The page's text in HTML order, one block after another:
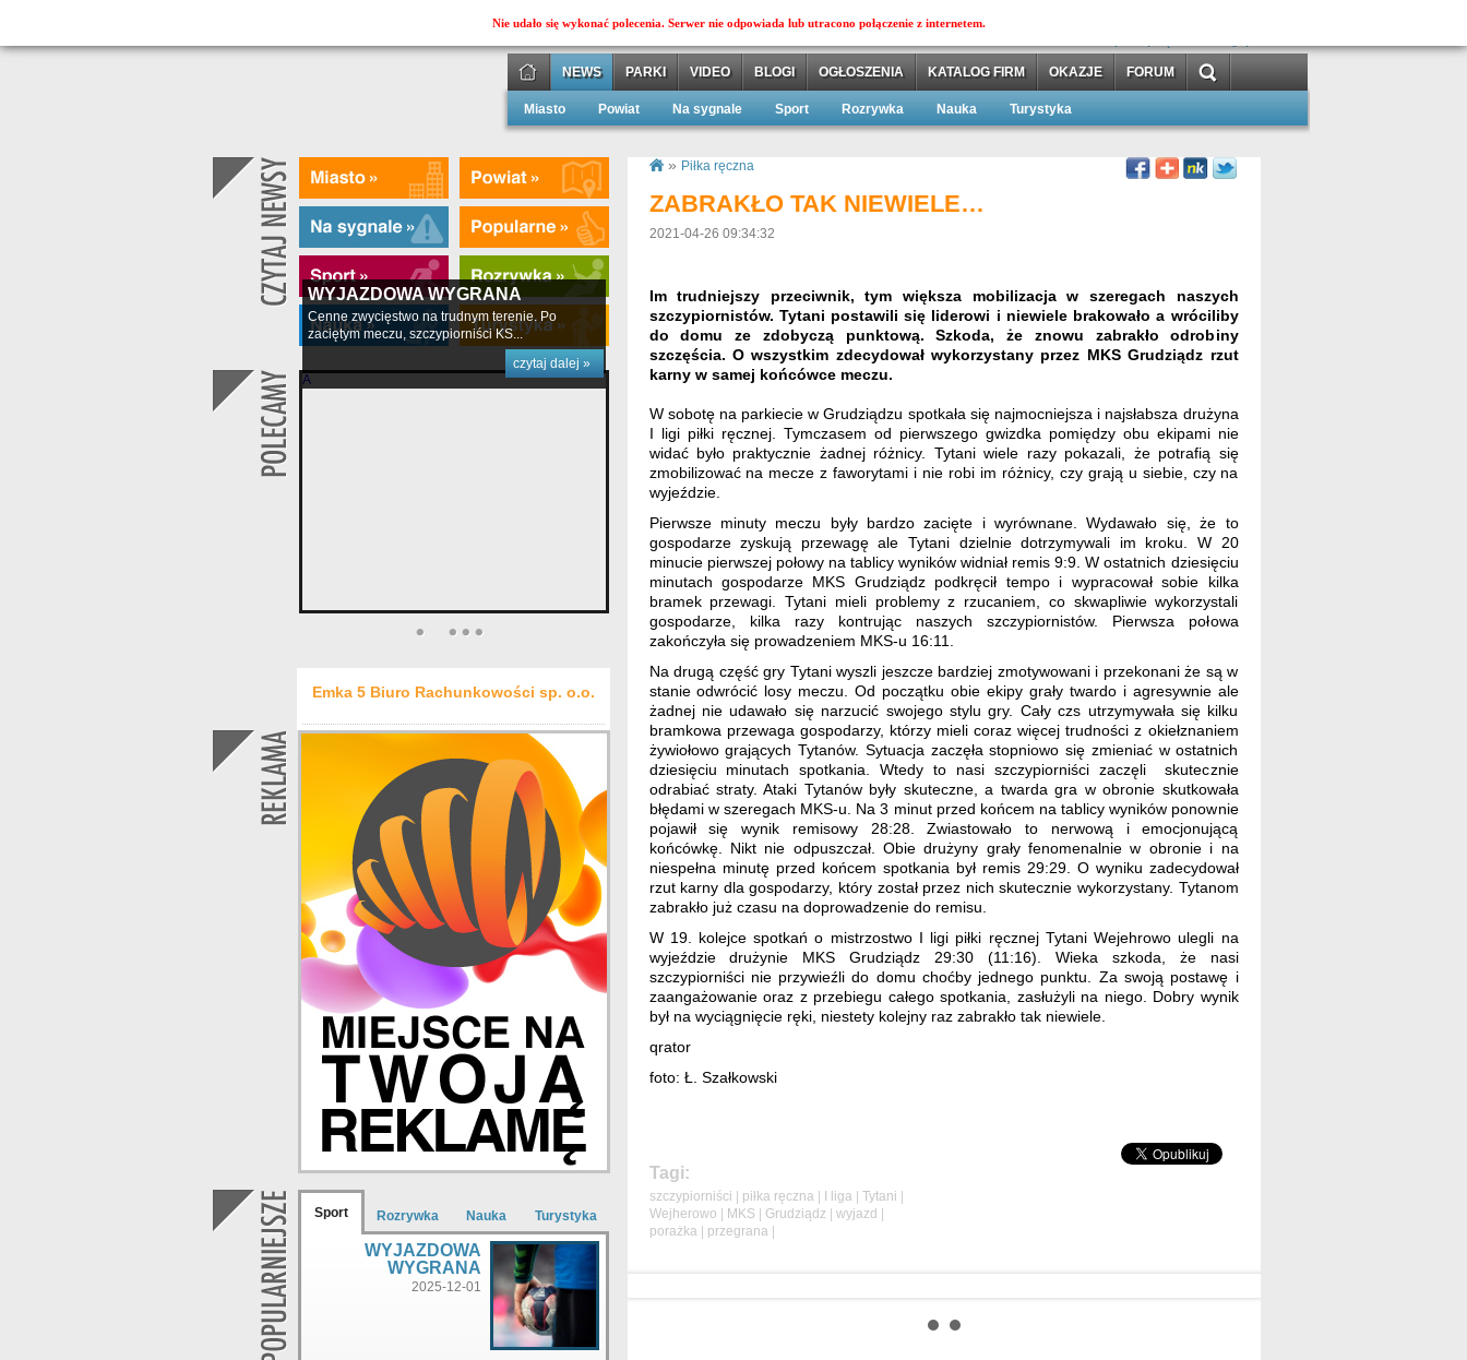
NEWS PARKI VIDEO BLOGI OGŁOSZENIA KATALOG FIRM OKAZJE FORUM
Miasto Powiat Na sygnale Sport Rozrywka Nauka Turystyka
WYJAZDOWA WYGRANA
Cenne zwycięstwo na trudnym terenie. Po
zaciętym meczu, szczypiorniści KS...
czytaj dalej »
Emka 5 Biuro Rachunkowości sp. o.o.
Sport Rozrywka Nauka Turystyka
WYJAZDOWA
WYGRANA
2025-12-01
» Piłka ręczna
ZABRAKŁO TAK NIEWIELE…
2021-04-26 09:34:32
Im trudniejszy przeciwnik, tym większa mobilizacja w szeregach naszych
szczypiornistów. Tytani postawili się liderowi i niewiele brakowało a wróciliby
do domu ze zdobyczą punktową. Szkoda, że znowu zabrakło odrobiny
szczęścia. O wszystkim zdecydował wykorzystany przez MKS Grudziądz rzut
karny w samej końcówce meczu.
W sobotę na parkiecie w Grudziądzu spotkała się najmocniejsza i najsłabsza drużyna
I ligi piłki ręcznej. Tymczasem od pierwszego gwizdka pomiędzy obu ekipami nie
widać było praktycznie żadnej różnicy. Tytani wiele razy pokazali, że potrafią się
zmobilizować na mecze z faworytami i nie robi im różnicy, czy grają u siebie, czy na
wyjeździe.
Pierwsze minuty meczu były bardzo zacięte i wyrównane. Wydawało się, że to
gospodarze zyskują przewagę ale Tytani dzielnie dotrzymywali im kroku. W 20
minucie pierwszej połowy na tablicy wyników widniał remis 9:9. W ostatnich dziesięciu
minutach gospodarze MKS Grudziądz podkręcił tempo i wypracował sobie kilka
bramek przewagi. Tytani mieli problemy z rzucaniem, co skwapliwie wykorzystali
gospodarze, kilka razy kontrując naszych szczypiornistów. Pierwsza połowa
zakończyła się prowadzeniem MKS-u 16:11.
Na drugą część gry Tytani wyszli jeszcze bardziej zmotywowani i przekonani że są w
stanie odwrócić losy meczu. Od początku obie ekipy grały twardo i agresywnie ale
żadnej nie udawało się narzucić swojego stylu gry. Cały czs utrzymywała się kilku
bramkowa przewaga gospodarzy, którzy mieli coraz więcej trudności z okiełznaniem
żywiołowo grających Tytanów. Sytuacja zaczęła stopniowo się zmieniać w ostatnich
dziesięciu minutach spotkania. Wtedy to nasi szczypiorniści zaczęli skutecznie
odrabiać straty. Ataki Tytanów były skuteczne, a twarda gra w obronie skutkowała
błędami w szeregach MKS-u. Na 3 minut przed końcem na tablicy wyników ponownie
pojawił się wynik remisowy 28:28. Zwiastowało to nerwową i emocjonującą
końcówkę. Nikt nie odpuszczał. Obie drużyny grały fenomenalnie w obronie i na
niespełna minutę przed końcem spotkania był remis 29:29. O wyniku zadecydował
rzut karny dla gospodarzy, który został przez nich skutecznie wykorzystany. Tytanom
zabrakło już czasu na doprowadzenie do remisu.
W 19. kolejce spotkań o mistrzostwo I ligi piłki ręcznej Tytani Wejehrowo ulegli na
wyjeździe drużynie MKS Grudziądz 29:30 (11:16). Wieka szkoda, że nasi
szczypiorniści nie przywieźli do domu choćby jednego punktu. Za swoją postawę i
zaangażowanie oraz z przebiegu całego spotkania, zasłużyli na niego. Dobry wynik
był na wyciągnięcie ręki, niestety kolejny raz zabrakło tak niewiele.
qrator
foto: Ł. Szałkowski
Tagi:
szczypiorniści piłka ręczna| I liga| Tytani
Wejherowo
MKS Grudziądz wyjazd
porażka| przegrana|
Nie udało się wykonać polecenia. Serwer nie odpowiada lub utracono połączenie z internetem.